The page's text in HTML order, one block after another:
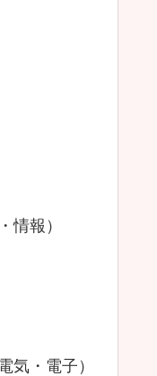
情報）
気・電子）